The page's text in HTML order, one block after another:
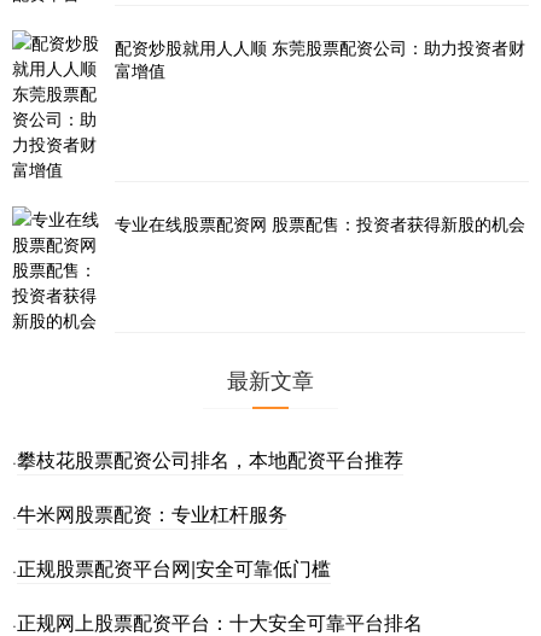
配资炒股就用人人顺 东莞股票配资公司：助力投资者财
富增值
专业在线股票配资网 股票配售：投资者获得新股的机会
最新文章
·攀枝花股票配资公司排名，本地配资平台推荐
·牛米网股票配资：专业杠杆服务
·正规股票配资平台网|安全可靠低门槛
·正规网上股票配资平台：十大安全可靠平台排名